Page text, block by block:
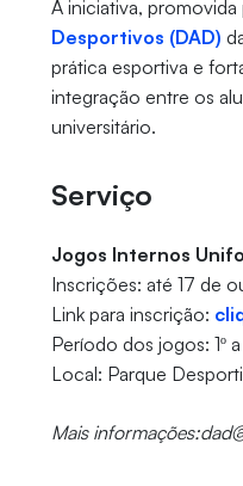
A iniciativa, promovida
Desportivos (DAD)
prática esportiva e
integração entre os
universitário.
Serviço
Jogos Internos
Inscrições: até 17 de
Link para inscrição:
Período dos jogos: 1º
Local: Parque
Mais